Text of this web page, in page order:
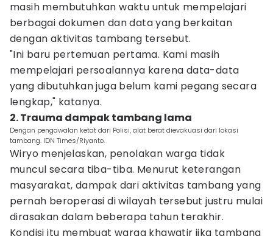
masih membutuhkan waktu untuk mempelajari
berbagai dokumen dan data yang berkaitan
dengan aktivitas tambang tersebut.
"Ini baru pertemuan pertama. Kami masih
mempelajari persoalannya karena data-data
yang dibutuhkan juga belum kami pegang secara
lengkap," katanya.
2. Trauma dampak tambang lama
Dengan pengawalan ketat dari Polisi, alat berat dievakuasi dari lokasi
tambang. IDN Times/Riyanto.
Wiryo menjelaskan, penolakan warga tidak
muncul secara tiba-tiba. Menurut keterangan
masyarakat, dampak dari aktivitas tambang yang
pernah beroperasi di wilayah tersebut justru mulai
dirasakan dalam beberapa tahun terakhir.
Kondisi itu membuat warga khawatir jika tambang